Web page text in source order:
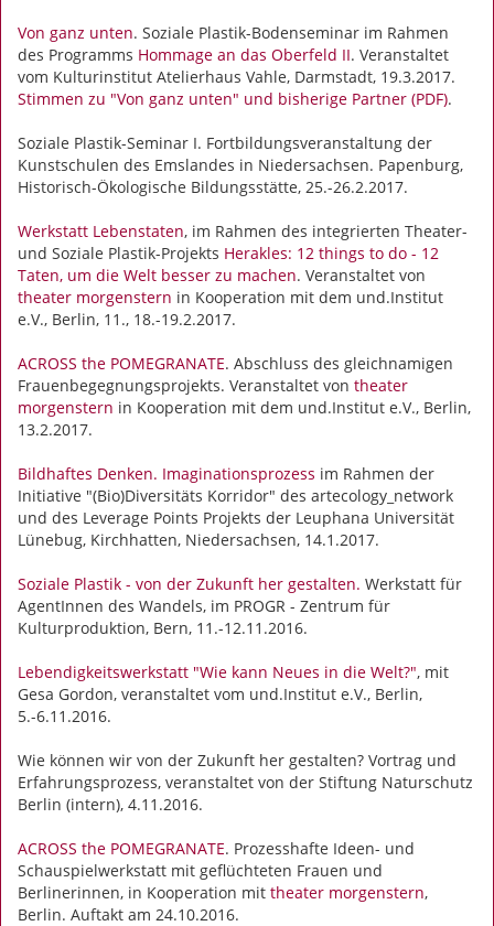
Von ganz unten. Soziale Plastik-Bodenseminar im Rahmen
des Programms Hommage an das Oberfeld II. Veranstaltet
vom Kulturinstitut Atelierhaus Vahle, Darmstadt, 19.3.2017.
Stimmen zu "Von ganz unten" und bisherige Partner (PDF).
Soziale Plastik-Seminar I. Fortbildungsveranstaltung der
Kunstschulen des Emslandes in Niedersachsen. Papenburg,
Historisch-Ökologische Bildungsstätte, 25.-26.2.2017.
Werkstatt Lebenstaten, im Rahmen des integrierten Theater-
und Soziale Plastik-Projekts Herakles: 12 things to do - 12
Taten, um die Welt besser zu machen. Veranstaltet von
theater morgenstern in Kooperation mit dem und.Institut
e.V., Berlin, 11., 18.-19.2.2017.
ACROSS the POMEGRANATE. Abschluss des gleichnamigen
Frauenbegegnungsprojekts. Veranstaltet von theater
morgenstern in Kooperation mit dem und.Institut e.V., Berlin,
13.2.2017.
Bildhaftes Denken. Imaginationsprozess im Rahmen der
Initiative "(Bio)Diversitäts Korridor" des artecology_network
und des Leverage Points Projekts der Leuphana Universität
Lünebug, Kirchhatten, Niedersachsen, 14.1.2017.
Soziale Plastik - von der Zukunft her gestalten. Werkstatt für
AgentInnen des Wandels, im PROGR - Zentrum für
Kulturproduktion, Bern, 11.-12.11.2016.
Lebendigkeitswerkstatt "Wie kann Neues in die Welt?", mit
Gesa Gordon, veranstaltet vom und.Institut e.V., Berlin,
5.-6.11.2016.
Wie können wir von der Zukunft her gestalten? Vortrag und
Erfahrungsprozess, veranstaltet von der Stiftung Naturschutz
Berlin (intern), 4.11.2016.
ACROSS the POMEGRANATE. Prozesshafte Ideen- und
Schauspielwerkstatt mit geflüchteten Frauen und
Berlinerinnen, in Kooperation mit theater morgenstern,
Berlin. Auftakt am 24.10.2016.